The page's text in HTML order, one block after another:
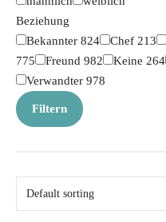
Beziehung
Bekannter 824 Chef 213
775
Freund 982 Keine 264
Verwandter 978
Filtern